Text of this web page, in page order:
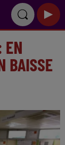
EN
BAISSE